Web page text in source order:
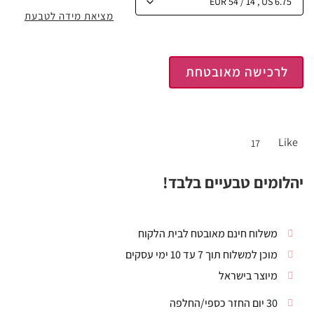
לרכישה מאובטחת
Like
17
מציאת מידה לטבעת
יהלומים טבעיים בלבד!
משלוח חינם מאובטח לבית הלקוח
מוכן למשלוח תוך 7 עד 10 ימי עסקים
מיוצר בישראל
30 יום החזר כספי/החלפה